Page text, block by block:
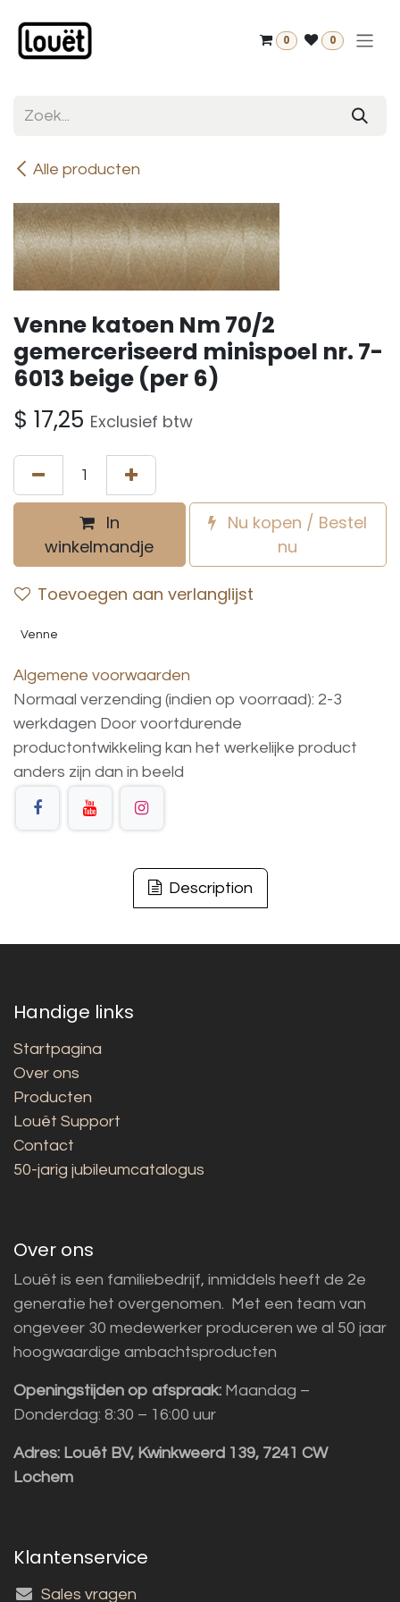
0 0
Alle producten
Venne katoen Nm 70/2
gemerceriseerd minispoel nr. 7-
6013 beige (per 6)
$ 17,25 Exclusief btw
In
winkelmandje
Nu kopen / Bestel
nu
Toevoegen aan verlanglijst
Venne
Algemene voorwaarden
Normaal verzending (indien op voorraad): 2-3
werkdagen Door voortdurende
productontwikkeling kan het werkelijke product
anders zijn dan in beeld
Description
Handige links
Startpagina
Over ons
Producten
Louët Support
Contact
50-jarig jubileumcatalogus
Over ons
Louët is een familiebedrijf, inmiddels heeft de 2e
generatie het overgenomen. Met een team van
ongeveer 30 medewerker produceren we al 50 jaar
hoogwaardige ambachtsproducten
Openingstijden op afspraak: Maandag –
Donderdag: 8:30 – 16:00 uur
Adres: Louët BV, Kwinkweerd 139, 7241 CW
Lochem
Klantenservice
Sales vragen